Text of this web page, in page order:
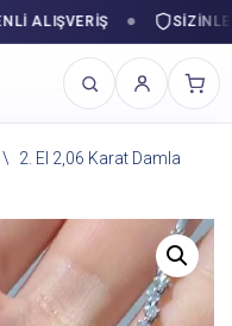
SIZINLE
\
2. El 2,06 Karat Damla